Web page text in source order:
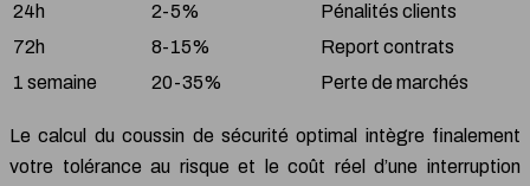
24h
2-5%
Pénalités clients
72h
8-15%
Report contrats
1 semaine
20-35% Perte de marchés
Le calcul du coussin de sécurité optimal intègre finalement
votre tolérance au risque et le coût réel d’une interruption